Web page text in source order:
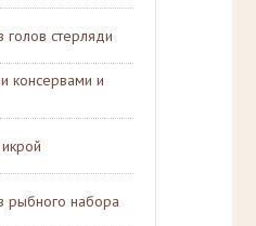
голов стерляди
консервами и
рыбного набора